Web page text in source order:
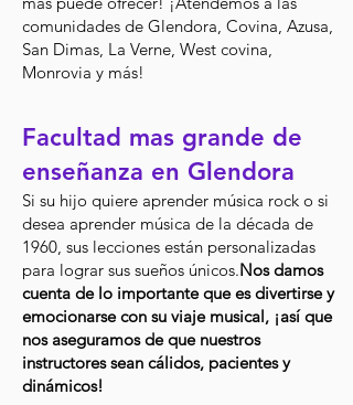
comunidades de Glendora, Covina, Azusa,
San Dimas, La Verne, West covina,
Monrovia y más!
Facultad mas grande de
enseñanza en Glendora
Si su hijo quiere aprender música rock o si
desea aprender música de la década de
1960, sus lecciones están personalizadas
para lograr sus sueños únicos.Nos damos
cuenta de lo importante que es divertirse y
emocionarse con su viaje musical, ¡así que
nos aseguramos de que nuestros
instructores sean cálidos, pacientes y
dinámicos!